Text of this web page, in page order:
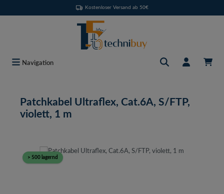
Kostenloser Versand ab 50€
Navigation
Patchkabel Ultraflex, Cat.6A, S/FTP,
violett, 1 m
Bildergalerie überspringen
> 500 lagernd